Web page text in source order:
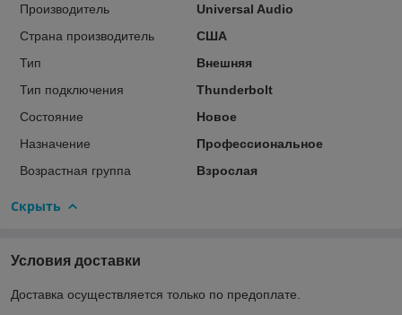
Производитель
Universal Audio
Страна производитель
США
Тип
Внешняя
Тип подключения
Thunderbolt
Состояние
Новое
Назначение
Профессиональное
Возрастная группа
Взрослая
Скрыть
Условия доставки
Доставка осуществляется только по предоплате.